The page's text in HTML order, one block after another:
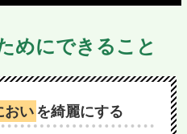
めにできること
おい を綺麗にする